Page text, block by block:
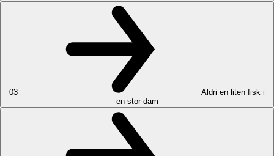
03
Aldri en liten fisk i
en stor dam